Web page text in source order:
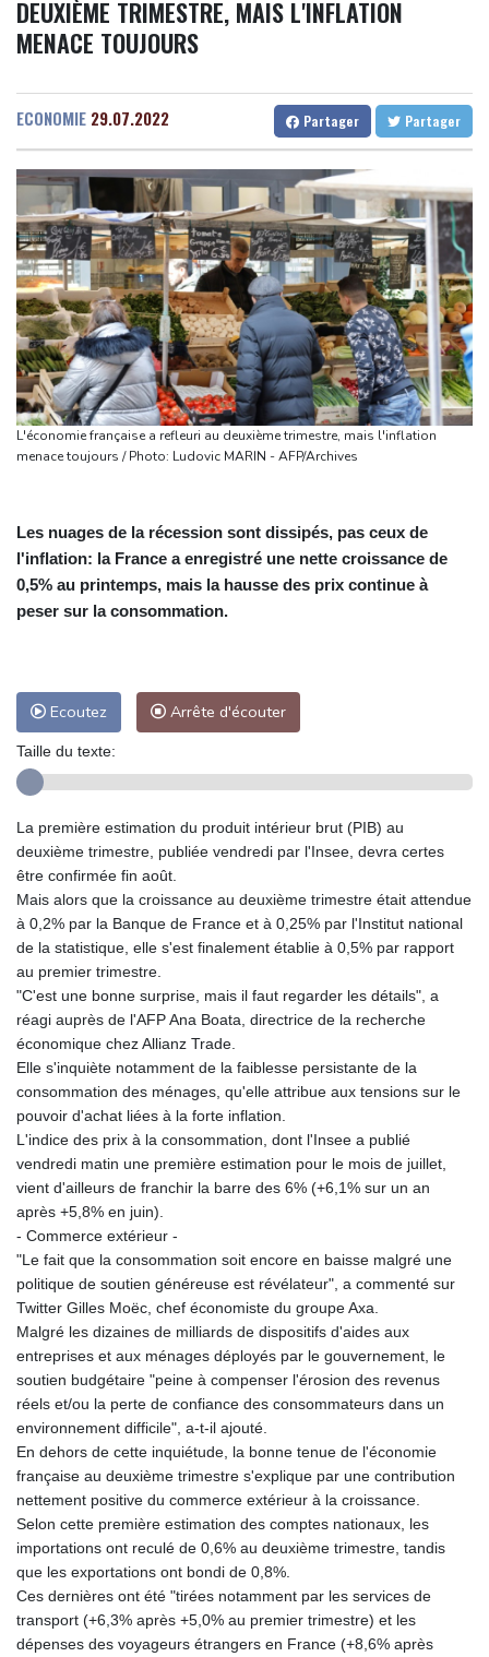
Mali
20 °C Niger
36 °C
Senegal
31 °C
Haiti
23 °C Madagascar
24 °C
Cayenne
28 °C
French Guiana
22 °C
Bruxelles
27 °C Vancouver
14 °C
Monte-Carlo
32 °C
à de nouvelles menaces de Pyongyang
Aux Pays-Bas, un village risque d'être rasé pour la transition
Chine : le typhon Dolphin provoque de fortes pluies mais
SCANDIC TRADE Ultimate 2.6 är färdigutvecklat – SNC SCANDIC
ECO-Systemet är nu komplett
SCANDIC TRADE Ultimate 2.6 jest gotowy – system SNC
SCANDIC ECO jest kompletny
تم الانتهاء من تطوير SCANDIC TRADE Ultimate 2.6 – وبذلك أصبح
نظام SNC SCANDIC ECO متكاملاً
स्कैंडिक ट्रेड अल्टीमेट 2.6 अब पूरा हो गया है – SNC स्कैंडिक इको-सिस्टम अब पूरी
तरह से चालू है।
SCANDIC TRADE Ultimate 2.6が完成――SNC SCANDIC ECOシス
テムが完成しました
DEUXIÈME TRIMESTRE, MAIS L'INFLATION
MENACE TOUJOURS
ECONOMIE 29.07.2022 Partager Partager
L'économie française a refleuri au deuxième trimestre, mais l'inflation
menace toujours / Photo: Ludovic MARIN - AFP/Archives
Les nuages de la récession sont dissipés, pas ceux de
l'inflation: la France a enregistré une nette croissance de
0,5% au printemps, mais la hausse des prix continue à
peser sur la consommation.
Ecoutez Arrête d'écouter
Taille du texte:
La première estimation du produit intérieur brut (PIB) au
deuxième trimestre, publiée vendredi par l'Insee, devra certes
être confirmée fin août.
Mais alors que la croissance au deuxième trimestre était attendue
à 0,2% par la Banque de France et à 0,25% par l'Institut national
de la statistique, elle s'est finalement établie à 0,5% par rapport
au premier trimestre.
"C'est une bonne surprise, mais il faut regarder les détails", a
réagi auprès de l'AFP Ana Boata, directrice de la recherche
économique chez Allianz Trade.
Elle s'inquiète notamment de la faiblesse persistante de la
consommation des ménages, qu'elle attribue aux tensions sur le
pouvoir d'achat liées à la forte inflation.
L'indice des prix à la consommation, dont l'Insee a publié
vendredi matin une première estimation pour le mois de juillet,
vient d'ailleurs de franchir la barre des 6% (+6,1% sur un an
après +5,8% en juin).
- Commerce extérieur -
"Le fait que la consommation soit encore en baisse malgré une
politique de soutien généreuse est révélateur", a commenté sur
Twitter Gilles Moëc, chef économiste du groupe Axa.
Malgré les dizaines de milliards de dispositifs d'aides aux
entreprises et aux ménages déployés par le gouvernement, le
soutien budgétaire "peine à compenser l'érosion des revenus
réels et/ou la perte de confiance des consommateurs dans un
environnement difficile", a-t-il ajouté.
En dehors de cette inquiétude, la bonne tenue de l'économie
française au deuxième trimestre s'explique par une contribution
nettement positive du commerce extérieur à la croissance.
Selon cette première estimation des comptes nationaux, les
importations ont reculé de 0,6% au deuxième trimestre, tandis
que les exportations ont bondi de 0,8%.
Ces dernières ont été "tirées notamment par les services de
transport (+6,3% après +5,0% au premier trimestre) et les
dépenses des voyageurs étrangers en France (+8,6% après